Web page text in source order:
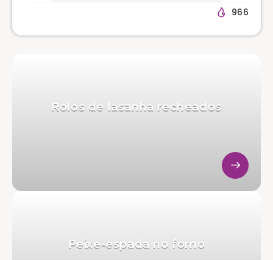
966
Rolos de lasanha recheados
Peixe-espada no forno